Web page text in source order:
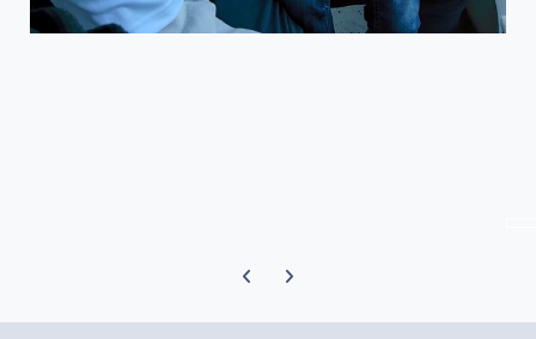
Previous carousel slide
Next carousel slide